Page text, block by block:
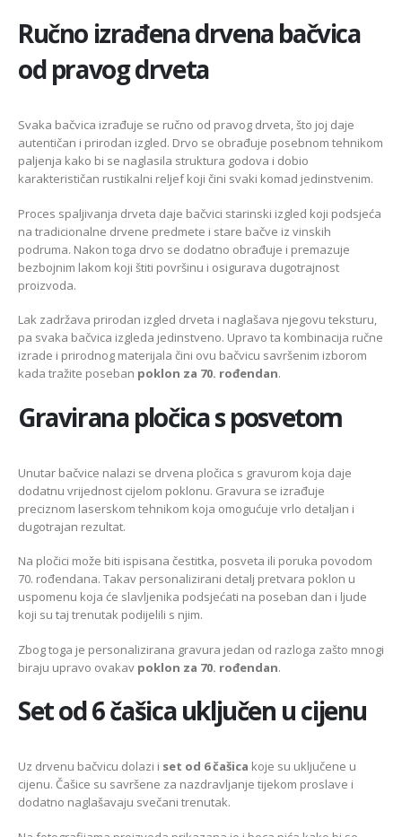
Ručno izrađena drvena bačvica
od pravog drveta
Svaka bačvica izrađuje se ručno od pravog drveta, što joj daje
autentičan i prirodan izgled. Drvo se obrađuje posebnom tehnikom
paljenja kako bi se naglasila struktura godova i dobio
karakterističan rustikalni reljef koji čini svaki komad jedinstvenim.
Proces spaljivanja drveta daje bačvici starinski izgled koji podsjeća
na tradicionalne drvene predmete i stare bačve iz vinskih
podruma. Nakon toga drvo se dodatno obrađuje i premazuje
bezbojnim lakom koji štiti površinu i osigurava dugotrajnost
proizvoda.
Lak zadržava prirodan izgled drveta i naglašava njegovu teksturu,
pa svaka bačvica izgleda jedinstveno. Upravo ta kombinacija ručne
izrade i prirodnog materijala čini ovu bačvicu savršenim izborom
kada tražite poseban poklon za 70. rođendan.
Gravirana pločica s posvetom
Unutar bačvice nalazi se drvena pločica s gravurom koja daje
dodatnu vrijednost cijelom poklonu. Gravura se izrađuje
preciznom laserskom tehnikom koja omogućuje vrlo detaljan i
dugotrajan rezultat.
Na pločici može biti ispisana čestitka, posveta ili poruka povodom
70. rođendana. Takav personalizirani detalj pretvara poklon u
uspomenu koja će slavljenika podsjećati na poseban dan i ljude
koji su taj trenutak podijelili s njim.
Zbog toga je personalizirana gravura jedan od razloga zašto mnogi
biraju upravo ovakav poklon za 70. rođendan.
Set od 6 čašica uključen u cijenu
Uz drvenu bačvicu dolazi i set od 6 čašica koje su uključene u
cijenu. Čašice su savršene za nazdravljanje tijekom proslave i
dodatno naglašavaju svečani trenutak.